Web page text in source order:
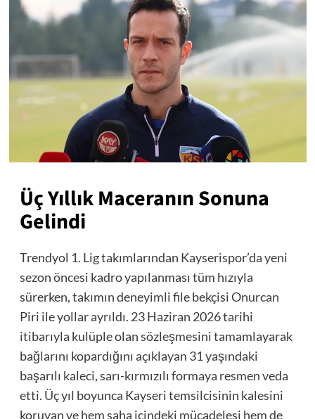
Üç Yıllık Maceranın Sonuna
Gelindi
Trendyol 1. Lig takımlarından Kayserispor’da yeni
sezon öncesi kadro yapılanması tüm hızıyla
sürerken, takımın deneyimli file bekçisi Onurcan
Piri ile yollar ayrıldı. 23 Haziran 2026 tarihi
itibarıyla kulüple olan sözleşmesini tamamlayarak
bağlarını kopardığını açıklayan 31 yaşındaki
başarılı kaleci, sarı-kırmızılı formaya resmen veda
etti. Üç yıl boyunca Kayseri temsilcisinin kalesini
koruyan ve hem saha içindeki mücadelesi hem de